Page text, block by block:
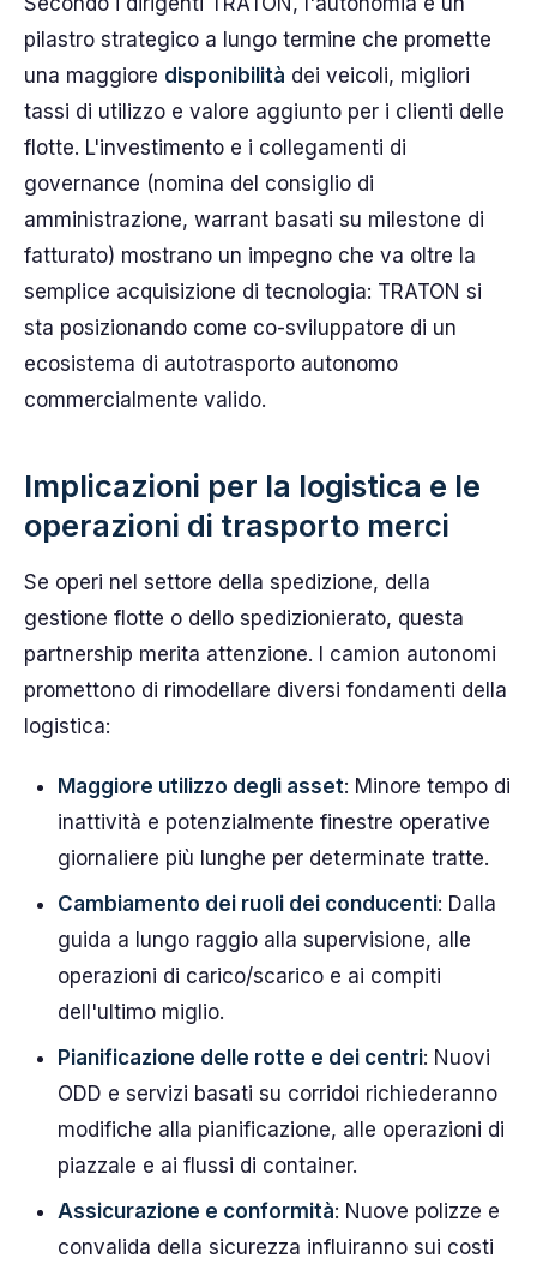
pilastro strategico a lungo termine che promette
una maggiore disponibilità dei veicoli, migliori
tassi di utilizzo e valore aggiunto per i clienti delle
flotte. L'investimento e i collegamenti di
governance (nomina del consiglio di
amministrazione, warrant basati su milestone di
fatturato) mostrano un impegno che va oltre la
semplice acquisizione di tecnologia: TRATON si
sta posizionando come co-sviluppatore di un
ecosistema di autotrasporto autonomo
commercialmente valido.
Implicazioni per la logistica e le
operazioni di trasporto merci
Se operi nel settore della spedizione, della
gestione flotte o dello spedizionierato, questa
partnership merita attenzione. I camion autonomi
promettono di rimodellare diversi fondamenti della
logistica:
Maggiore utilizzo degli asset: Minore tempo di
inattività e potenzialmente finestre operative
giornaliere più lunghe per determinate tratte.
Cambiamento dei ruoli dei conducenti: Dalla
guida a lungo raggio alla supervisione, alle
operazioni di carico/scarico e ai compiti
dell'ultimo miglio.
Pianificazione delle rotte e dei centri: Nuovi
ODD e servizi basati su corridoi richiederanno
modifiche alla pianificazione, alle operazioni di
piazzale e ai flussi di container.
Assicurazione e conformità: Nuove polizze e
convalida della sicurezza influiranno sui costi